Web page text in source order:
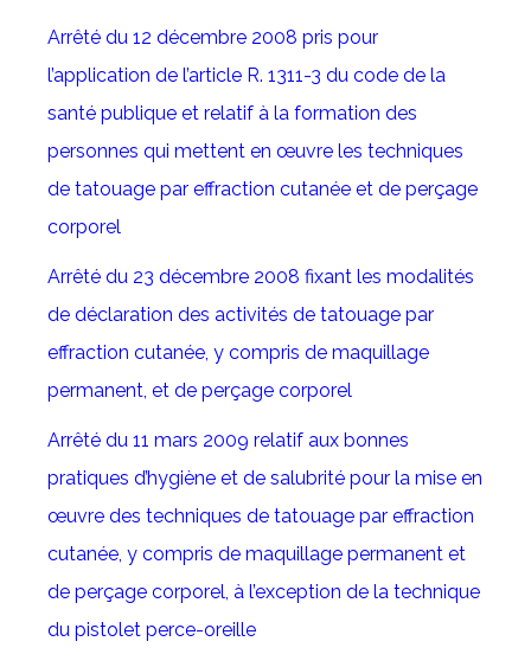
Arrêté du 12 décembre 2008 pris pour
l’application de l’article R. 1311-3 du code de la
santé publique et relatif à la formation des
personnes qui mettent en œuvre les techniques
de tatouage par effraction cutanée et de perçage
corporel
Arrêté du 23 décembre 2008 fixant les modalités
de déclaration des activités de tatouage par
effraction cutanée, y compris de maquillage
permanent, et de perçage corporel
Arrêté du 11 mars 2009 relatif aux bonnes
pratiques d’hygiène et de salubrité pour la mise en
œuvre des techniques de tatouage par effraction
cutanée, y compris de maquillage permanent et
de perçage corporel, à l’exception de la technique
du pistolet perce-oreille